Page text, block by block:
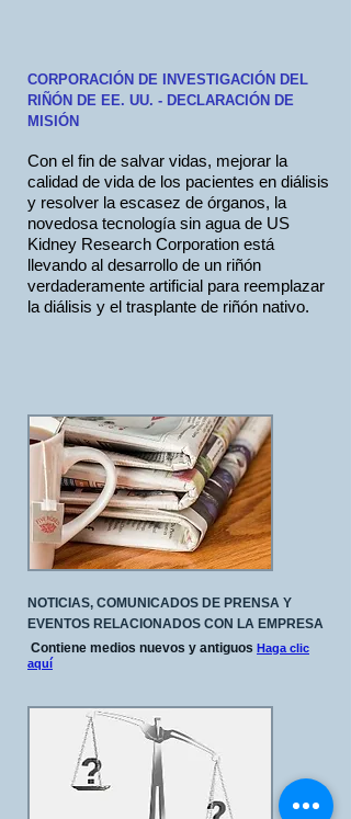
CORPORACIÓN DE INVESTIGACIÓN DEL
RIÑÓN DE EE. UU. - DECLARACIÓN DE
MISIÓN
Con el fin de salvar vidas, mejorar la
calidad de vida de los pacientes en diálisis
y resolver la escasez de órganos, la
novedosa tecnología sin agua de US
Kidney Research Corporation está
llevando al desarrollo de un riñón
verdaderamente artificial para reemplazar
la diálisis y el trasplante de riñón nativo.
NOTICIAS, COMUNICADOS DE PRENSA Y
EVENTOS RELACIONADOS CON LA EMPRESA
Contiene medios nuevos y antiguos Haga clic
aquí